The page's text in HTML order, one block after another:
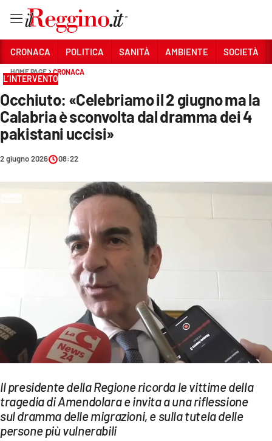
Sezioni
CRONACA
POLITICA
SANITÀ
AMBIENTE
ECONOMIA E LAVORO
Streaming
LAC NETWORK
LAC ONAIR
CRONACA POLITICA SANITÀ AMBIENTE SOCIETÀ
HOME PAGE CRONACA
L’INTERVENTO
Occhiuto: «Celebriamo il 2 giugno ma la
Calabria è sconvolta dal dramma dei 4
pakistani uccisi»
2 giugno 2026 08:22
Il presidente della Regione ricorda le vittime della
tragedia di Amendolara e invita a una riflessione
sul dramma delle migrazioni, e sulla tutela delle
persone più vulnerabili